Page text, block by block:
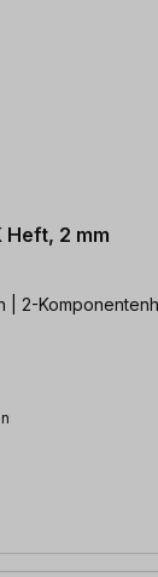
Heft, 2 mm
| 2-